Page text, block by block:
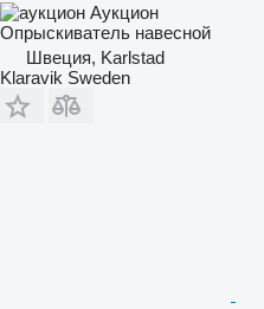
Аукцион
Опрыскиватель навесной
Швеция, Karlstad
Klaravik Sweden